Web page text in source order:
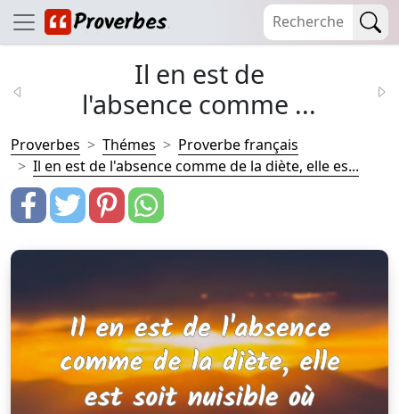
Il en est de
l'absence comme ...
Proverbes Thémes
Proverbe français
Il en est de l'absence comme de la diète, elle es...